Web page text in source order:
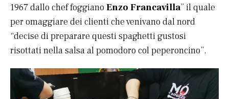
1967 dallo chef foggiano Enzo Francavilla” il quale
per omaggiare dei clienti che venivano dal nord
“decise di preparare questi spaghetti gustosi
risottati nella salsa al pomodoro col peperoncino”.